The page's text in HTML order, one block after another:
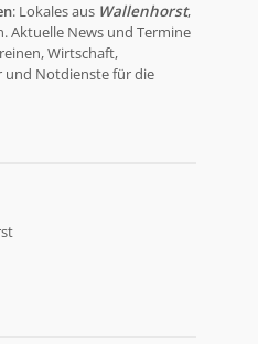
: Lokales aus Wallenhorst,
Aktuelle News und Termine
Wirtschaft,
und Notdienste für die